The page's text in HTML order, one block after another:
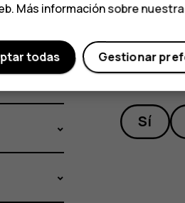
¿Te ha
Sí
Más información sobre nuestra
Gestionar
todas